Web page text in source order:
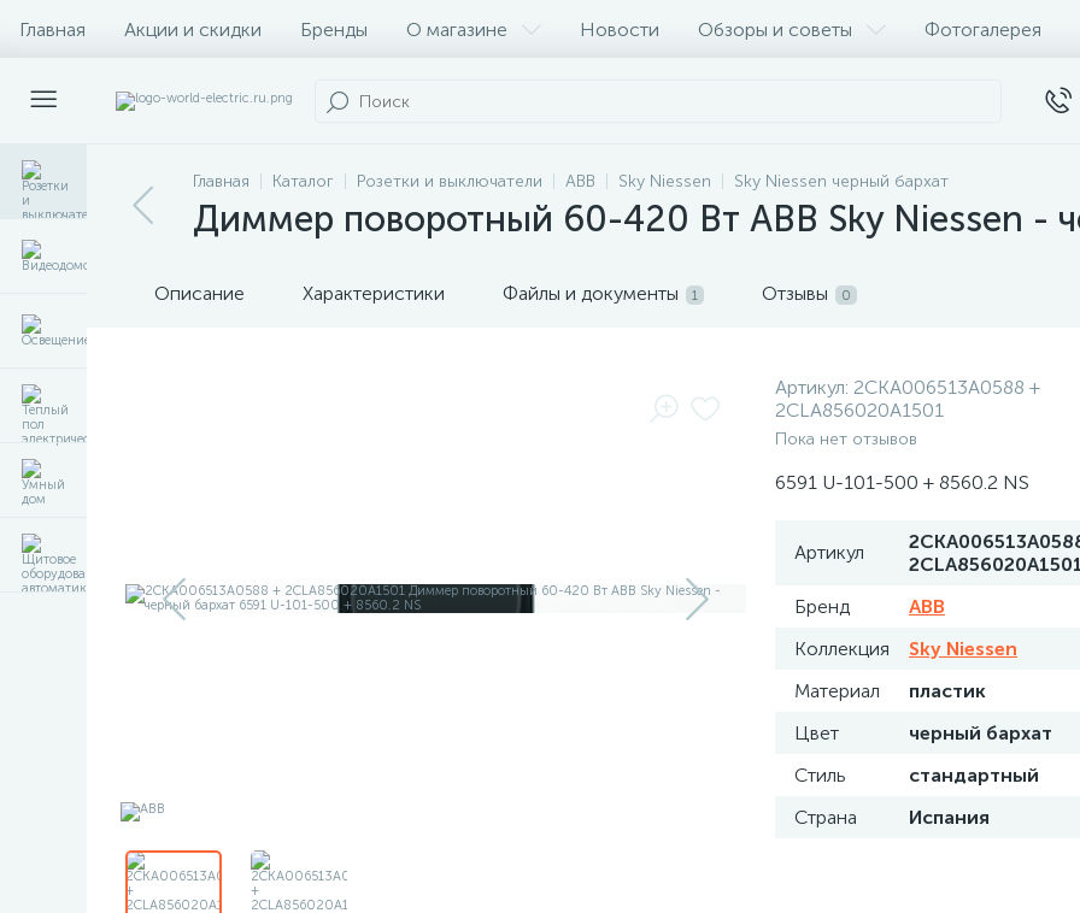
Главная Акции и скидки Бренды О магазине Новости Обзоры и советы Фотогалерея
Главная Каталог Розетки и выключатели ABB Sky Niessen Sky Niessen черный бархат
Диммер поворотный 60-420 Вт ABB Sky Niessen -
Описание Характеристики Файлы и документы 1 Отзывы 0
Артикул: 2CKA006513A0588 +
2CLA856020A1501
Пока нет отзывов
6591 U-101-500 + 8560.2 NS
Артикул
Бренд
ABB
Коллекция
Sky Niessen
Материал
пластик
Цвет
черный бархат
Стиль
стандартный
Страна
Испания